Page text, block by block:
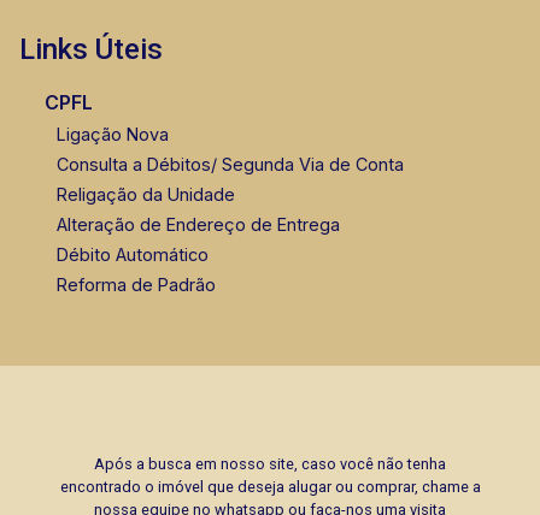
Links Úteis
CPFL
Ligação Nova
Consulta a Débitos/ Segunda Via de Conta
Religação da Unidade
Alteração de Endereço de Entrega
Débito Automático
Reforma de Padrão
Após a busca em nosso site, caso você não tenha
encontrado o imóvel que deseja alugar ou comprar, chame a
nossa equipe no whatsapp ou faça-nos uma visita